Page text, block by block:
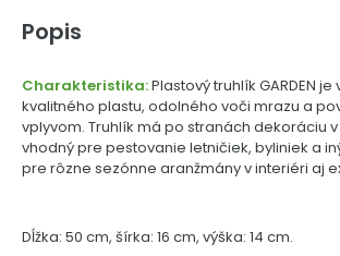
Popis
Charakteristika:Plastový truhlík GARDEN
kvalitného plastu, odolného voči mrazu a
vplyvom. Truhlík má po stranách dekoráciu
vhodný pre pestovanie letničiek, byliniek a
pre rôzne sezónne aranžmány v interiéri aj
Dĺžka: 50 cm, šírka: 16 cm, výška: 14 cm.